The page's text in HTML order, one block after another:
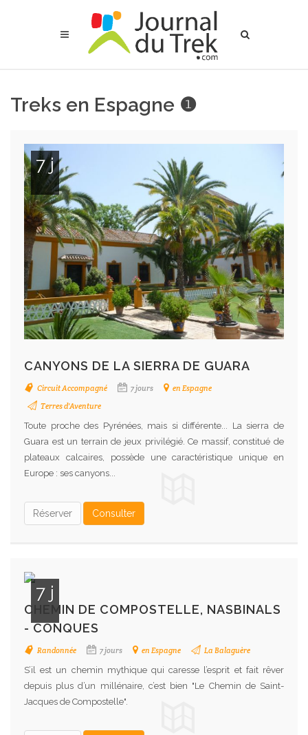
Treks en Espagne ❶
7 j
CANYONS DE LA SIERRA DE GUARA
Circuit Accompagné 7 jours
en Espagne
Terres d'Aventure
Toute proche des Pyrénées, mais si différente... La sierra de
Guara est un terrain de jeux privilégié. Ce massif, constitué de
plateaux calcaires, possède une caractéristique unique en
Europe : ses canyons...
Réserver Consulter
7 j
CHEMIN DE COMPOSTELLE, NASBINALS
- CONQUES
Randonnée 7 jours en Espagne La Balaguère
S’il est un chemin mythique qui caresse l’esprit et fait rêver
depuis plus d’un millénaire, c’est bien "Le Chemin de Saint-
Jacques de Compostelle".